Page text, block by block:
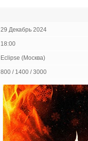
29 Декабрь 2024
18:00
Eclipse (Москва)
800 / 1400 / 3000